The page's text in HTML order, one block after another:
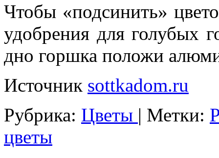
Чтобы «подсинить»
удобрения для голубых
дно горшка положи
Источник sottkadom.ru
Рубрика: Цветы | Метки:
цветы